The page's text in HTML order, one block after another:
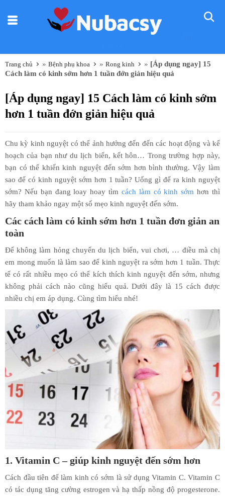
Trang chủ » Bệnh phụ khoa » Rong kinh » [Áp dụng ngay] 15
Cách làm có kinh sớm hơn 1 tuần đớn giản hiệu quả
[Áp dụng ngay] 15 Cách làm có kinh sớm
hơn 1 tuần đớn giản hiệu quả
Chu kỳ kinh nguyệt có thể ảnh hưởng đến đến các hoạt động và kế
hoạch của bạn như du lịch biển, kết hôn… Trong trường hợp này,
bạn có thể khiến kinh nguyệt đến sớm hơn bình thường. Vậy làm
sao để có kinh nguyệt sớm hơn 1 tuần? Uống gì để ra kinh nguyệt
sớm? Nếu bạn đang loay hoay tìm cách làm có kinh sớm hơn thì
hãy tham khảo ngay một số mẹo kinh nguyệt đến sớm.
Các cách làm có kinh sớm hơn 1 tuần đơn giản an
toàn
Để không làm hỏng chuyến du lịch biển, vui chơi, … điều mà chị
em mong muốn là làm sao để kinh nguyệt ra sớm hơn 1 tuần. Thực
tế có rất nhiều mẹo có thể kích thích kinh nguyệt đến sớm, nhưng
không phải cách nào cũng hiểu quả. Dưới đây là 15 cách được
nhiều chị em áp dụng. Cùng tìm hiểu nhé!
1. Vitamin C – giúp kinh nguyệt đến sớm hơn
Cách đầu tiên để làm kinh có sớm là sử dụng Vitamin C. Vitamin C
có tác dụng tăng cường estrogen và hạ thấp nồng độ progesterone.